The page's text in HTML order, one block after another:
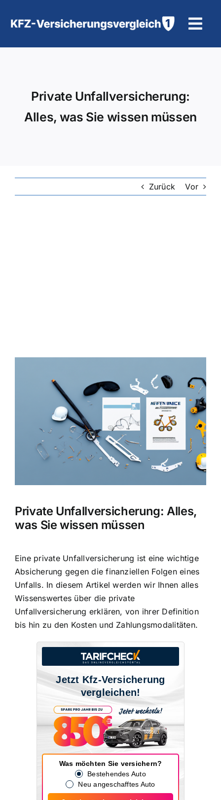
Inhalt
Hilfe und Kontakt
Private Unfallversicherung:
Alles, was Sie wissen müssen
Zurück Vor
Private Unfallversicherung: Alles,
was Sie wissen müssen
Eine private Unfallversicherung ist eine wichtige
Absicherung gegen diefinanziellen Folgen eines
Unfalls. In diesem Artikel werden wir Ihnen alles
Wissenswertes über die private
Unfallversicherung erklären, von ihrer Definition
bis hin zu den Kosten und Zahlungsmodalitäten.
Jetzt Kfz-Versicherung
vergleichen!
Was möchten Sie versichern?
Bestehendes Auto
Neu angeschafftes Auto